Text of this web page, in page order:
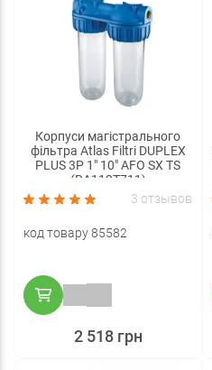
Корпуси магістрального
фільтра Atlas Filtri DUPLEX
PLUS 3P 1" 10" AFO SX TS
(RA112T711)
3 отзывов
код товару 85582
2 518 грн